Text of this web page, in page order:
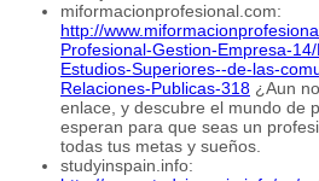
miformacionprofesional.com:
http://
Profesional-Gestion-Empresa-
Estudios-Superiores--de-las-
Relaciones-Publicas-318 ¿Aun
enlace, y descubre el mundo de
esperan para que seas un
todas tus metas y sueños.
studyinspain.info: